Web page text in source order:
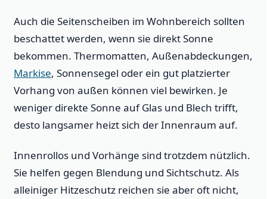
Auch die Seitenscheiben im Wohnbereich sollten
beschattet werden, wenn sie direkt Sonne
bekommen. Thermomatten, Außenabdeckungen,
Markise, Sonnensegel oder ein gut platzierter
Vorhang von außen können viel bewirken. Je
weniger direkte Sonne auf Glas und Blech trifft,
desto langsamer heizt sich der Innenraum auf.
Innenrollos und Vorhänge sind trotzdem nützlich.
Sie helfen gegen Blendung und Sichtschutz. Als
alleiniger Hitzeschutz reichen sie aber oft nicht,